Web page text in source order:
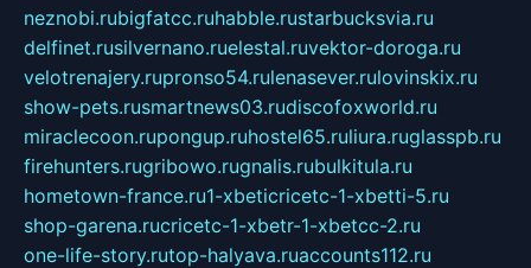
neznobi.rubigfatcc.ruhabble.rustarbucksvia.ru
delfinet.rusilvernano.ruelestal.ruvektor-doroga.ru
velotrenajery.rupronso54.rulenasever.rulovinskix.ru
show-pets.rusmartnews03.rudiscofoxworld.ru
miraclecoon.rupongup.ruhostel65.ruliura.ruglasspb.ru
firehunters.rugribowo.rugnalis.rubulkitula.ru
hometown-france.ru1-xbeticricetc-1-xbetti-5.ru
shop-garena.rucricetc-1-xbetr-1-xbetcc-2.ru
one-life-story.rutop-halyava.ruaccounts112.ru